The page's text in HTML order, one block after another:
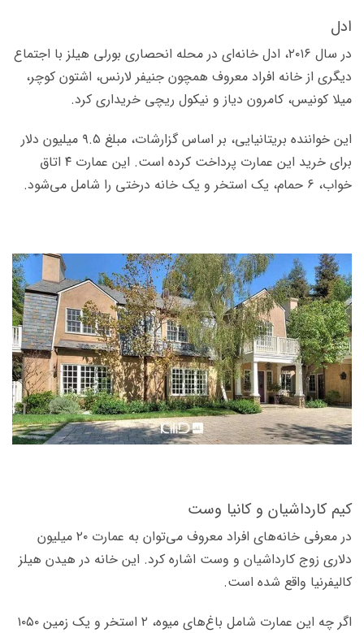
ادل
در سال ۲۰۱۶،‌ ادل خانه‌ای در محله انحصاری بورلی هیلز با اجتماع
دیگری از خانه افراد معروف همچون جنیفر لارنس،‌ اشتون کوچر،
میلا کونیس، کامرون دیاز و نیکول ریچی خریداری کرد.
این خواننده بریتانیایی، بر اساس گزارشات، مبلغ ۹.۵ میلیون دلار
برای خرید این عمارت پرداخت کرده است. این عمارت ۴ اتاق
خواب، ۶ حمام، یک استخر و یک خانه درختی را شامل می­‌شود.
کیم کارداشیان و کانیا وست
در معرفی خانه‌های افراد معروف می­‌توان به عمارت ۲۰ میلیون
دلاری زوج کارداشیان و وست اشاره کرد. این خانه در هیدن هیلز
کالیفرنیا واقع شده است.
اگر چه این عمارت شامل باغ­‌های میوه، ۲ استخر و یک زمین ۱۰۵۰